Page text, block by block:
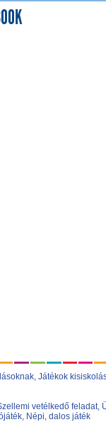
, Játékok
vetélkedő feladat,
, Népi, dalos játék